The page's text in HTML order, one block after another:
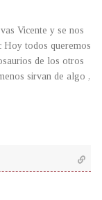
Vicente y se nos
Hoy todos queremos
de los otros
sirvan de algo ,